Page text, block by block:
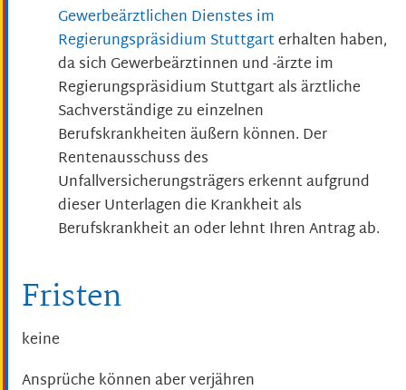
Gewerbeärztlichen Dienstes im
Regierungspräsidium Stuttgarterhalten haben,
da sich Gewerbeärztinnen und -ärzte im
Regierungspräsidium Stuttgart als ärztliche
Sachverständige zu einzelnen
Berufskrankheiten äußern können. Der
Rentenausschuss des
Unfallversicherungsträgers erkennt aufgrund
dieser Unterlagen die Krankheit als
Berufskrankheit an oder lehnt Ihren Antrag ab.
Fristen
keine
Ansprüche können aber verjähren